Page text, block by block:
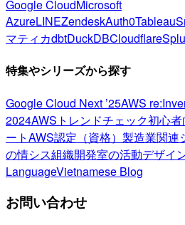
Google CloudMicrosoft
AzureLINEZendeskAuth0Tableau
マティカdbtDuckDBCloudflare
特集やシリーズから探す
Google Cloud Next ’25AWS
2024AWSトレンドチェック初心者
ートAWS認定（資格） 製造業関連
の情シス組織開発室の活動デザイ
LanguageVietnamese Blog
お問い合わせ